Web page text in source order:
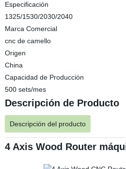
Especificación
1325/1530/2030/2040
Marca Comercial
cnc de camello
Origen
China
Capacidad de Producción
500 sets/mes
Descripción de Producto
Descripción del producto
4 Axis Wood Router